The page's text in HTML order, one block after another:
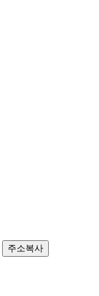
주소복사